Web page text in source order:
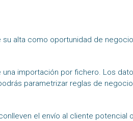
alta como oportunidad de
importación por fichero. Los
parametrizar reglas de
el envío al cliente potencial